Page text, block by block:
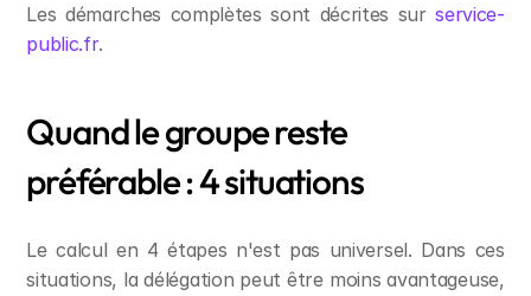
Les démarches complètes sont décrites sur service-
public.fr.
Quand le groupe reste
préférable : 4 situations
Le calcul en 4 étapes n'est pas universel. Dans ces
situations, la délégation peut être moins avantageuse,